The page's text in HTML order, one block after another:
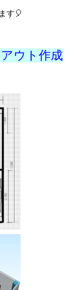
す🎈
ウト作成